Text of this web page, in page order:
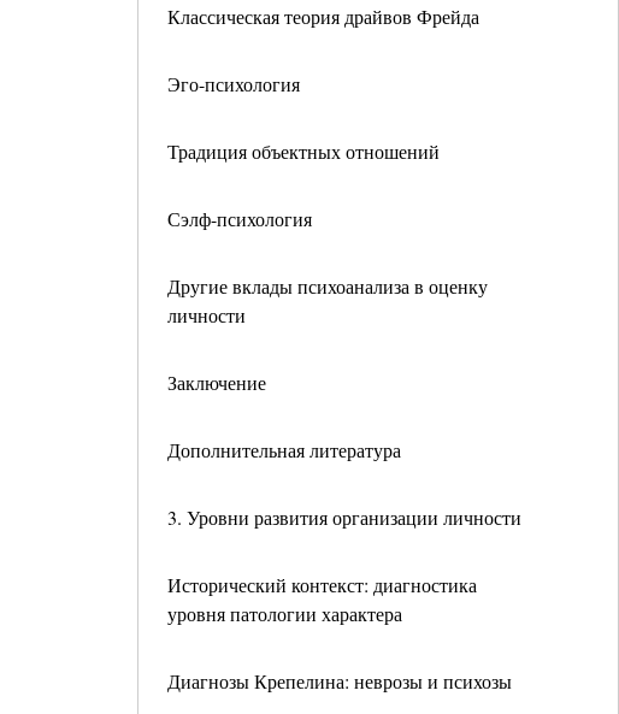
Классическая теория драйвов Фрейда
Эго-психология
Традиция объектных отношений
Сэлф-психология
Другие вклады психоанализа в оценку
личности
Заключение
Дополнительная литература
3. Уровни развития организации личности
Исторический контекст: диагностика
уровня патологии характера
Диагнозы Крепелина: неврозы и психозы